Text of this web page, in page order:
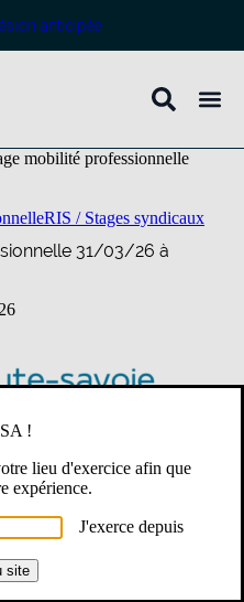
anticipée
mobilité professionnelle
RIS / Stages syndicaux
31/03/26 à
!
lieu d'exercice afin que
expérience.
J'exerce depuis
site